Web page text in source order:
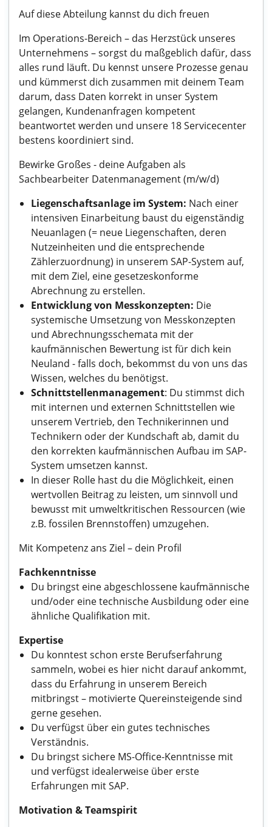
Auf diese Abteilung kannst du dich freuen
Im Operations-Bereich – das Herzstück unseres
Unternehmens – sorgst du maßgeblich dafür, dass
alles rund läuft. Du kennst unsere Prozesse genau
und kümmerst dich zusammen mit deinem Team
darum, dass Daten korrekt in unser System
gelangen, Kundenanfragen kompetent
beantwortet werden und unsere 18 Servicecenter
bestens koordiniert sind.
Bewirke Großes - deine Aufgaben als
Sachbearbeiter Datenmanagement (m/w/d)
Liegenschaftsanlage im System: Nach einer
intensiven Einarbeitung baust du eigenständig
Neuanlagen (= neue Liegenschaften, deren
Nutzeinheiten und die entsprechende
Zählerzuordnung) in unserem SAP-System auf,
mit dem Ziel, eine gesetzeskonforme
Abrechnung zu erstellen.
Entwicklung von Messkonzepten: Die
systemische Umsetzung von Messkonzepten
und Abrechnungsschemata mit der
kaufmännischen Bewertung ist für dich kein
Neuland - falls doch, bekommst du von uns das
Wissen, welches du benötigst.
Schnittstellenmanagement: Du stimmst dich
mit internen und externen Schnittstellen wie
unserem Vertrieb, den Technikerinnen und
Technikern oder der Kundschaft ab, damit du
den korrekten kaufmännischen Aufbau im SAP-
System umsetzen kannst.
In dieser Rolle hast du die Möglichkeit, einen
wertvollen Beitrag zu leisten, um sinnvoll und
bewusst mit umweltkritischen Ressourcen (wie
z.B. fossilen Brennstoffen) umzugehen.
Mit Kompetenz ans Ziel – dein Profil
Fachkenntnisse
Du bringst eine abgeschlossene kaufmännische
und/oder eine technische Ausbildung oder eine
ähnliche Qualifikation mit.
Expertise
Du konntest schon erste Berufserfahrung
sammeln, wobei es hier nicht darauf ankommt,
dass du Erfahrung in unserem Bereich
mitbringst – motivierte Quereinsteigende sind
gerne gesehen.
Du verfügst über ein gutes technisches
Verständnis.
Du bringst sichere MS-Office-Kenntnisse mit
und verfügst idealerweise über erste
Erfahrungen mit SAP.
Motivation & Teamspirit